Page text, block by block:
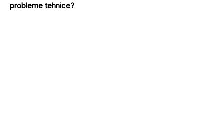
probleme tehnice?